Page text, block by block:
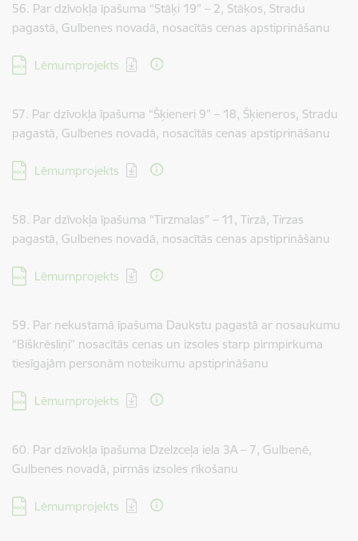
56. Par dzīvokļa īpašuma “Stāķi 19” – 2, Stāķos, Stradu
pagastā, Gulbenes novadā, nosacītās cenas apstiprināšanu
Lejupielādēt:
Lēmumprojekts
57. Par dzīvokļa īpašuma “Šķieneri 9” – 18, Šķieneros, Stradu
pagastā, Gulbenes novadā, nosacītās cenas apstiprināšanu
Lejupielādēt:
Lēmumprojekts
58. Par dzīvokļa īpašuma “Tirzmalas” – 11, Tirzā, Tirzas
pagastā, Gulbenes novadā, nosacītās cenas apstiprināšanu
Lejupielādēt:
Lēmumprojekts
59. Par nekustamā īpašuma Daukstu pagastā ar nosaukumu
“Biškrēsliņi” nosacītās cenas un izsoles starp pirmpirkuma
tiesīgajām personām noteikumu apstiprināšanu
Lejupielādēt:
Lēmumprojekts
60. Par dzīvokļa īpašuma Dzelzceļa iela 3A – 7, Gulbenē,
Gulbenes novadā, pirmās izsoles rīkošanu
Lejupielādēt:
Lēmumprojekts